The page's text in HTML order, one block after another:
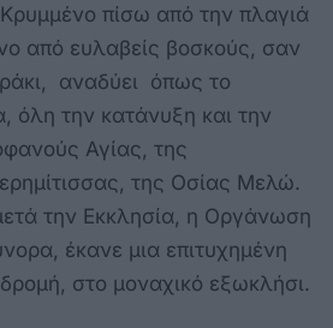
πίσω από την πλαγιά
από ευλαβείς βοσκούς, σαν
αναδύει όπως το
όλη την κατάνυξη και την
Αγίας, της
της Οσίας Μελώ.
την Εκκλησία, η Οργάνωση
έκανε μια επιτυχημένη
στο μοναχικό εξωκλήσι.